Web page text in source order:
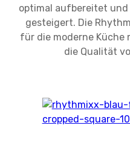
optimal aufbereitet
gesteigert. Die
für die moderne Küche
die Qualität